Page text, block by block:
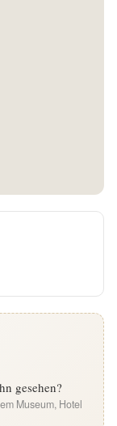
gesehen?
Museum, Hotel